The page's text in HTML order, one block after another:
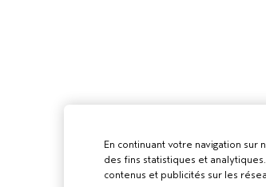
En continuant votre navigation sur
des fins statistiques et
contenus et publicités sur les